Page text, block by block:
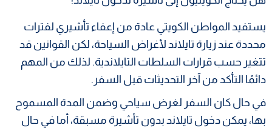
يستفيد المواطن الكويتي عادة من إعفاء تأشيري لفترات
محددة عند زيارة تايلاند لأغراض السياحة، لكن القوانين قد
تتغير حسب قرارات السلطات التايلاندية. لذلك من المهم
دائمًا التأكد من آخر التحديثات قبل السفر.
في حال كان السفر لغرض سياحي وضمن المدة المسموح
بها، يمكن دخول تايلاند بدون تأشيرة مسبقة، أما في حال